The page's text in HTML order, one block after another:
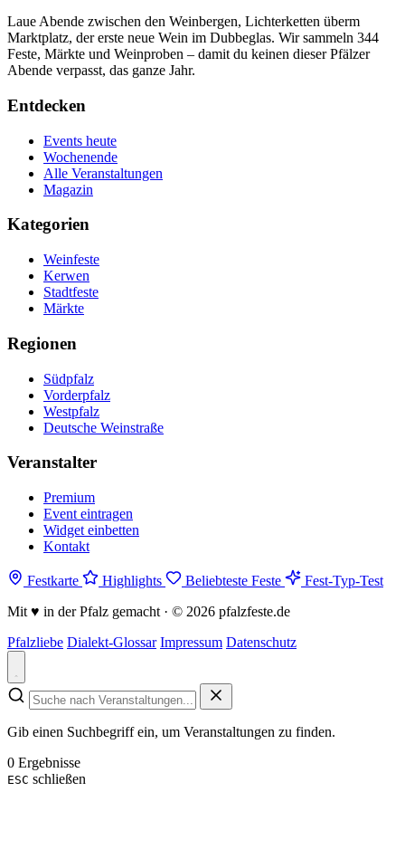
Laue Abende zwischen den Weinbergen, Lichterketten überm
Marktplatz, der erste neue Wein im Dubbeglas. Wir sammeln 344
Feste, Märkte und Weinproben – damit du keinen dieser Pfälzer
Abende verpasst, das ganze Jahr.
Entdecken
Events heute
Wochenende
Alle Veranstaltungen
Magazin
Kategorien
Weinfeste
Kerwen
Stadtfeste
Märkte
Regionen
Südpfalz
Vorderpfalz
Westpfalz
Deutsche Weinstraße
Veranstalter
Premium
Event eintragen
Widget einbetten
Kontakt
Festkarte Highlights Beliebteste Feste
Fest-Typ-Test
Mit ♥ in der Pfalz gemacht · © 2026 pfalzfeste.de
Pfalzliebe Dialekt-Glossar Impressum Datenschutz
Gib einen Suchbegriff ein, um Veranstaltungen zu finden.
0 Ergebnisse
ESC schließen